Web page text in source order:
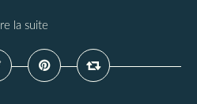
la suite